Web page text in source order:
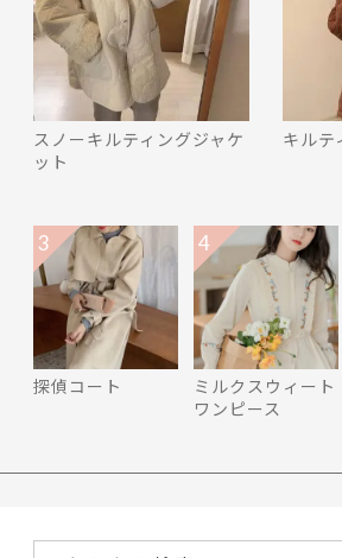
スノーキルティングジャケ
ット
キルテ
探偵コート
3
ミルクスウィート
ワンピース
4